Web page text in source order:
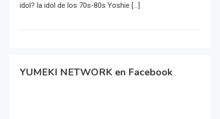
idol? la idol de los 70s-80s Yoshie […]
YUMEKI NETWORK en Facebook